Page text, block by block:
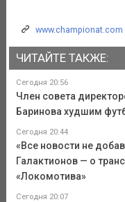
www.championat.com
ЧИТАЙТЕ ТАКЖЕ:
Сегодня 20:56
Член совета
Баринова худшим
Сегодня 20:44
«Все новости не
Галактионов — о
«Локомотива»
Сегодня 20:07